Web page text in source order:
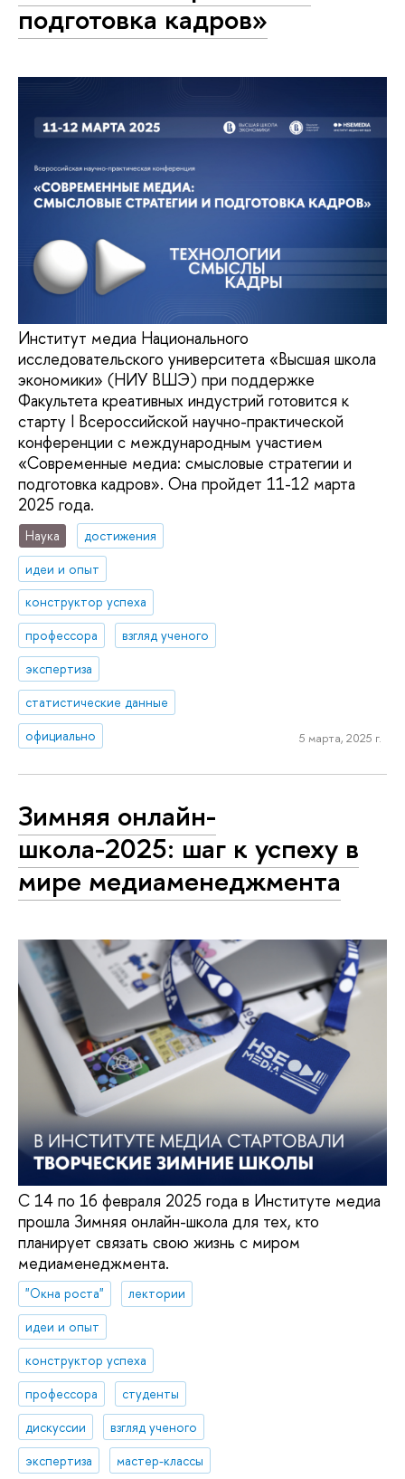
подготовка кадров»
Институт медиа Национального
исследовательского университета «Высшая школа
экономики» (НИУ ВШЭ) при поддержке
Факультета креативных индустрий готовится к
старту I Всероссийской научно-практической
конференции с международным участием
«Современные медиа: смысловые стратегии и
подготовка кадров». Она пройдет 11-12 марта
2025 года.
Наука
достижения
идеи и опыт
конструктор успеха
профессора
взгляд ученого
экспертиза
статистические данные
официально
5 марта, 2025 г.
Зимняя онлайн-
школа-2025: шаг к успеху в
мире медиаменеджмента
С 14 по 16 февраля 2025 года в Институте медиа
прошла Зимняя онлайн-школа для тех, кто
планирует связать свою жизнь с миром
медиаменеджмента.
"Окна роста"
лектории
идеи и опыт
конструктор успеха
профессора
студенты
дискуссии
взгляд ученого
экспертиза
мастер-классы